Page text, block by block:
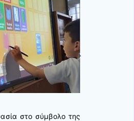
στο σύμβολο της